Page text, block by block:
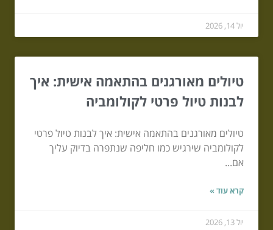
יול 14, 2026
טיולים מאורגנים בהתאמה אישית: איך
לבנות טיול פרטי לקולומביה
טיולים מאורגנים בהתאמה אישית: איך לבנות טיול פרטי
לקולומביה שירגיש כמו חליפה שנתפרה בדיוק עליך
אם...
קרא עוד »
יול 13, 2026